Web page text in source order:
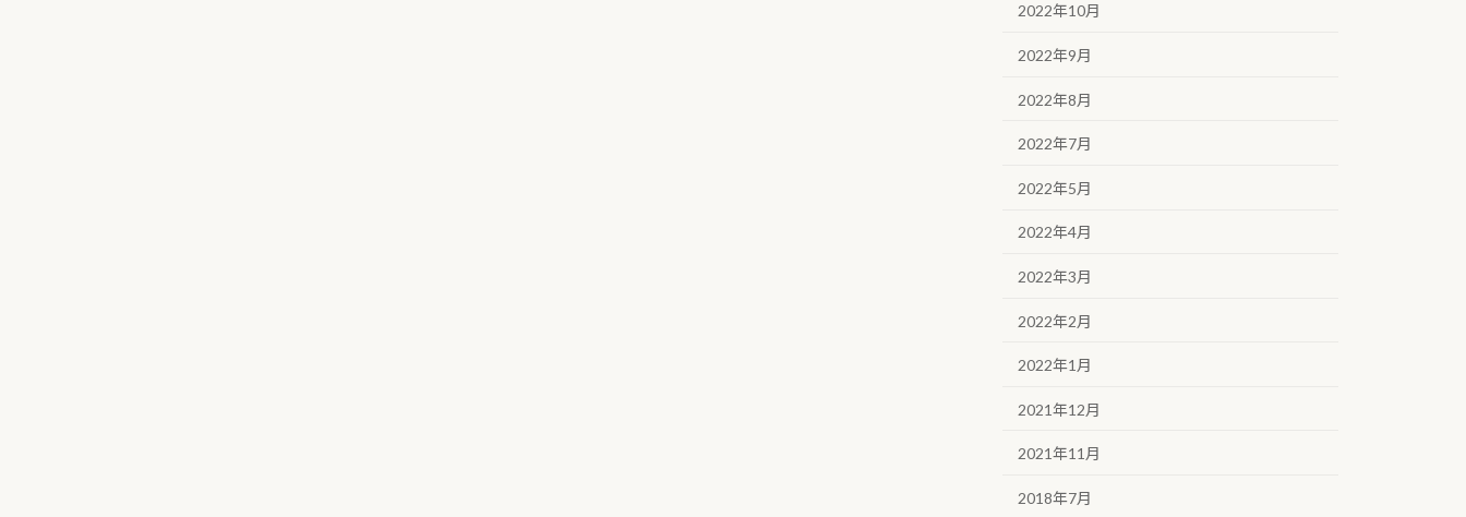
2022年10月
2022年9月
2022年8月
2022年7月
2022年5月
2022年4月
2022年3月
2022年2月
2022年1月
2021年12月
2021年11月
2018年7月